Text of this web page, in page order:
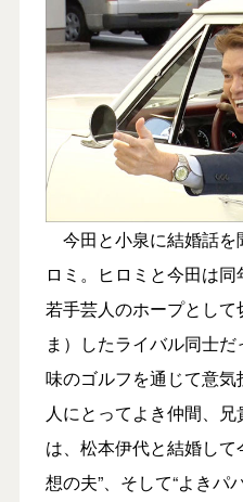
今田と小泉に結婚話を
ロミ。ヒロミと今田は
若手芸人のホープとして
ま）したライバル同士
味のゴルフを通じて意
人にとってよき仲間、
は、松本伊代と結婚し
想の夫”、そして“よきパ